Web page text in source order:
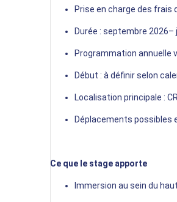
Prise en charge des frais
Durée : septembre 2026–
Programmation annuelle
Début : à définir selon
Localisation principale :
Déplacements possibles
Ce que le stage apporte
Immersion au sein du